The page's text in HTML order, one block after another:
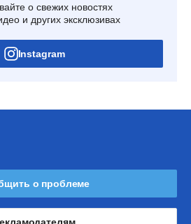
о свежих новостях
и других эксклюзивах
Instagram
о проблеме